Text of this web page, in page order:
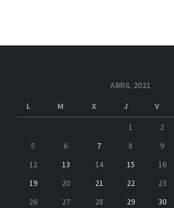
ABRIL 2021
L
M X J V
1
2
5
6 7 8 9
12
13 14 15 16
19
20 21 22 23
26
27 28 29 30